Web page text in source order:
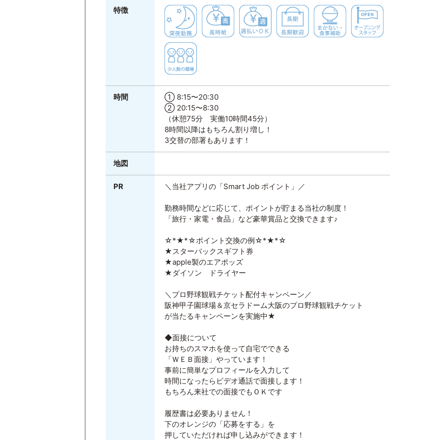
特徴 深夜勤務 高時給 週払いＯＫ長期歓迎 まかない・食事補助
時間
① 8:15〜20:30
② 20:15〜8:30
（休憩75分 実働10時間45分）
8時間以降はもちろん割り増し！
3交替の部署もあります！
地図
PR ＼当社アプリの「Smart Job ポイント」／
勤務時間などに応じて、ポイントが貯まる当社の制度！
「旅行・家電・食品」など豪華賞品と交換できます♪
☆*★*☆ポイント交換の例☆*★*☆
★スターバックスギフト券
★apple製のエアポッズ
★ダイソン ドライヤー
＼プロ野球観戦チケット配付キャンペーン／
阪神甲子園球場＆京セラドーム大阪のプロ野球観戦チケット
が当たるキャンペーンを実施中★
◆面接について
お持ちのスマホを使って自宅でできる
「ＷＥＢ面接」やっています！
事前に簡単なプロフィールを入力して
時間になったらビデオ通話で面接します！
もちろん来社での面接でもＯＫです
履歴書は必要ありません！
下のオレンジの「応募をする」を
押していただければ申し込みができます！